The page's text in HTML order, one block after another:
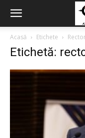
Acasă Etichete
Etichetă: